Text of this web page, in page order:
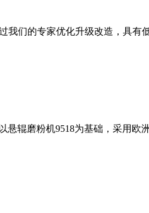
我们的专家优化升级改造，具有
辊磨粉机9518为基础，采用欧